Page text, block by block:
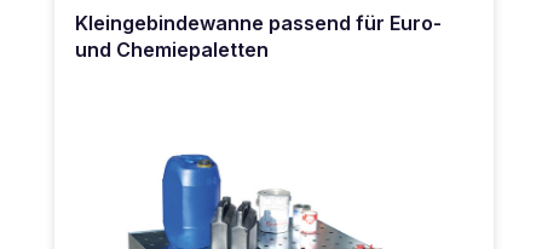
Kleingebindewanne passend für Euro-
und Chemiepaletten